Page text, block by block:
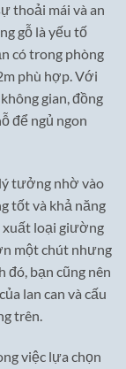
thoải mái và an
gỗ là yếu tố
có trong phòng
phù hợp. Với
gian, đồng
để ngủ ngon
tưởng nhờ vào
tốt và khả năng
xuất loại giường
một chút nhưng
đó, bạn cũng nên
lan can và cấu
trên.
việc lựa chọn